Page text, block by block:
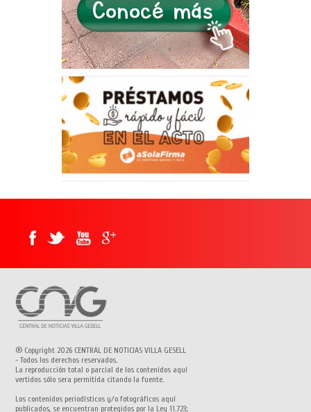
® Copyright 2026 CENTRAL DE NOTICIAS VILLA GESELL
- Todos los derechos reservados.
La reproducción total o parcial de los contenidos aquí
vertidos sólo sera permitida citando la fuente.
Los contenidos periodísticos y/o fotográficos aquí
publicados, se encuentran protegidos por la Ley 11.723;